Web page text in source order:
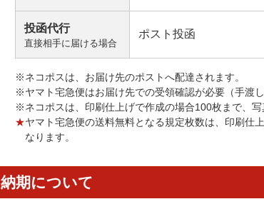
投函代行
直接相手に届ける場合
ポスト投函
※ネコポスは、お届け先のポストへ配達されます。
※ヤマト宅急便はお届け先での受領確認が必要（手渡し
※ネコポスは、印刷仕上げで作成の場合100枚まで、
★ヤマト宅急便の送料無料となる規定枚数は、印刷仕
なります。
納期について